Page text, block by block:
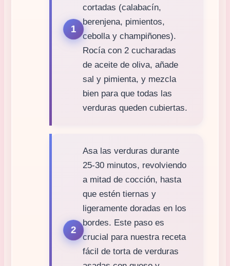
cortadas (calabacín,
berenjena, pimientos,
cebolla y champiñones).
Rocía con 2 cucharadas
de aceite de oliva, añade
sal y pimienta, y mezcla
bien para que todas las
verduras queden cubiertas.
Asa las verduras durante
25-30 minutos, revolviendo
a mitad de cocción, hasta
que estén tiernas y
ligeramente doradas en los
bordes. Este paso es
crucial para nuestra receta
fácil de torta de verduras